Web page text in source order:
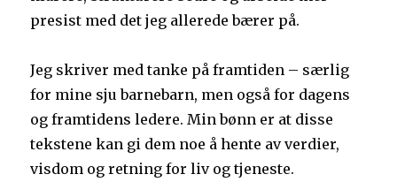
presist med det jeg allerede bærer på.
Jeg skriver med tanke på framtiden – særlig
for mine sju barnebarn, men også for dagens
og framtidens ledere. Min bønn er at disse
tekstene kan gi dem noe å hente av verdier,
visdom og retning for liv og tjeneste.